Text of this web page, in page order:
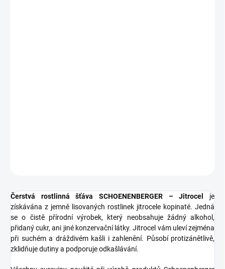
Čerstvá rostlinná šťáva SCHOENENBERGER – Jitrocel
je
získávána z jemně lisovaných rostlinek jitrocele kopinaté. Jedná
se o čistě přírodní výrobek, který neobsahuje žádný alkohol,
přidaný cukr, ani jiné konzervační látky. Jitrocel vám uleví zejména
při suchém a dráždivém kašli i zahlenění. Působí protizánětlivě,
zklidňuje dutiny a podporuje odkašlávání.